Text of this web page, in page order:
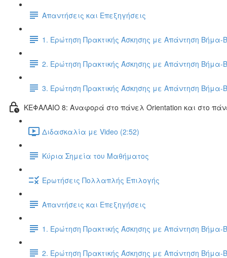
Απαντήσεις και Επεξηγήσεις
1. Ερώτηση Πρακτικής Άσκησης με Απάντηση Βήμα-
2. Ερώτηση Πρακτικής Άσκησης με Απάντηση Βήμα-
3. Ερώτηση Πρακτικής Άσκησης με Απάντηση Βήμα-
ΚΕΦΑΛΑΙΟ 8: Αναφορά στο πάνελ Orientation και στο
Διδασκαλία με Video (2:52)
Κύρια Σημεία του Μαθήματος
Ερωτήσεις Πολλαπλής Επιλογής
Απαντήσεις και Επεξηγήσεις
1. Ερώτηση Πρακτικής Άσκησης με Απάντηση Βήμα-
2. Ερώτηση Πρακτικής Άσκησης με Απάντηση Βήμα-